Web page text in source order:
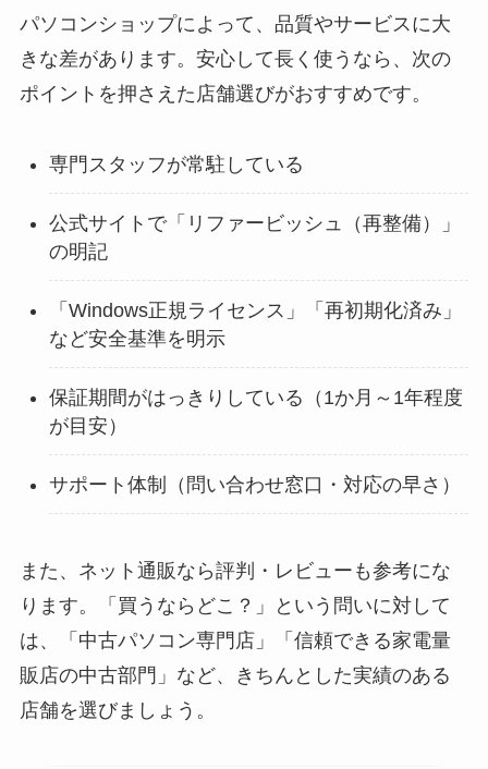
パソコンショップによって、品質やサービスに大
きな差があります。安心して長く使うなら、次の
ポイントを押さえた店舗選びがおすすめです。
専門スタッフが常駐している
公式サイトで「リファービッシュ（再整備）」
の明記
「Windows正規ライセンス」「再初期化済み」
など安全基準を明示
保証期間がはっきりしている（1か月～1年程度
が目安）
サポート体制（問い合わせ窓口・対応の早さ）
また、ネット通販なら評判・レビューも参考にな
ります。「買うならどこ？」という問いに対して
は、「中古パソコン専門店」「信頼できる家電量
販店の中古部門」など、きちんとした実績のある
店舗を選びましょう。